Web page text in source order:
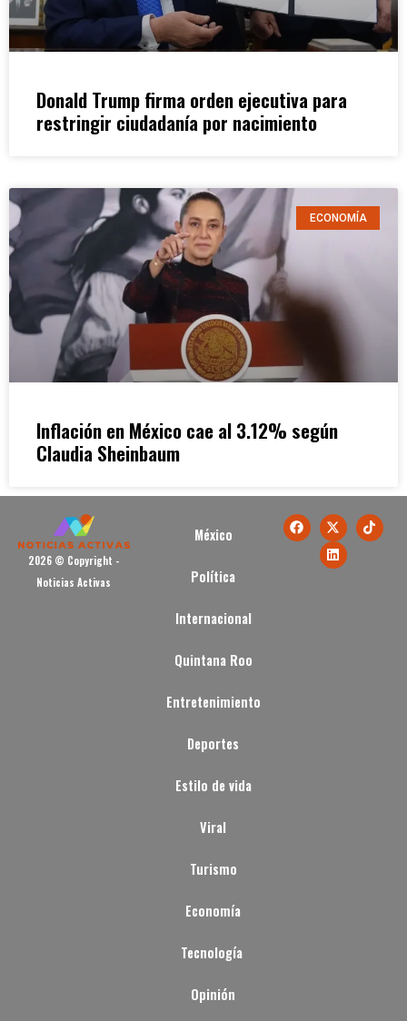
Donald Trump firma orden ejecutiva para
restringir ciudadanía por nacimiento
ECONOMÍA
Inflación en México cae al 3.12% según
Claudia Sheinbaum
2026 © Copyright -
Noticias Activas
México
Política
Internacional
Quintana Roo
Entretenimiento
Deportes
Estilo de vida
Viral
Turismo
Economía
Tecnología
Opinión